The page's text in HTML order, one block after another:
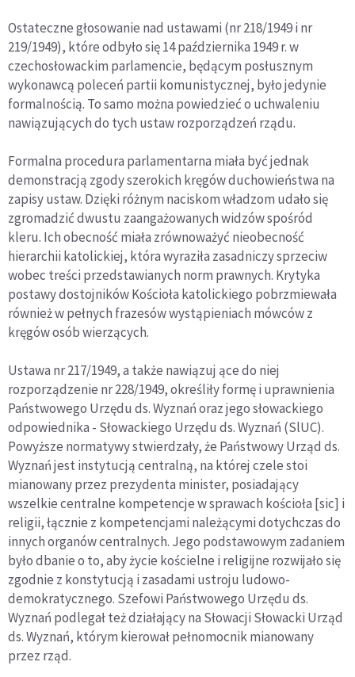
Ostateczne głosowanie nad ustawami (nr 218/1949 i nr
219/1949), które odbyło się 14 października 1949 r. w
czechosłowackim parlamencie, będącym posłusznym
wykonawcą poleceń partii komunistycznej, było jedynie
formalnością. To samo można powiedzieć o uchwaleniu
nawiązujących do tych ustaw rozporządzeń rządu.
Formalna procedura parlamentarna miała być jednak
demonstracją zgody szerokich kręgów duchowieństwa na
zapisy ustaw. Dzięki różnym naciskom władzom udało się
zgromadzić dwustu zaangażowanych widzów spośród
kleru. Ich obecność miała zrównoważyć nieobecność
hierarchii katolickiej, która wyraziła zasadniczy sprzeciw
wobec treści przedstawianych norm prawnych. Krytyka
postawy dostojników Kościoła katolickiego pobrzmiewała
również w pełnych frazesów wystąpieniach mówców z
kręgów osób wierzących.
Ustawa nr 217/1949, a także nawiązuj ące do niej
rozporządzenie nr 228/1949, określiły formę i uprawnienia
Państwowego Urzędu ds. Wyznań oraz jego słowackiego
odpowiednika - Słowackiego Urzędu ds. Wyznań (SlUC).
Powyższe normatywy stwierdzały, że Państwowy Urząd ds.
Wyznań jest instytucją centralną, na której czele stoi
mianowany przez prezydenta minister, posiadający
wszelkie centralne kompetencje w sprawach kościoła [sic] i
religii, łącznie z kompetencjami należącymi dotychczas do
innych organów centralnych. Jego podstawowym zadaniem
byłodbanie o to, aby życie kościelne i religijne rozwijało się
zgodnie z konstytucją i zasadami ustroju ludowo-
demokratycznego. Szefowi Państwowego Urzędu ds.
Wyznań podlegał też działający na Słowacji Słowacki Urząd
ds. Wyznań, którym kierował pełnomocnik mianowany
przez rząd.